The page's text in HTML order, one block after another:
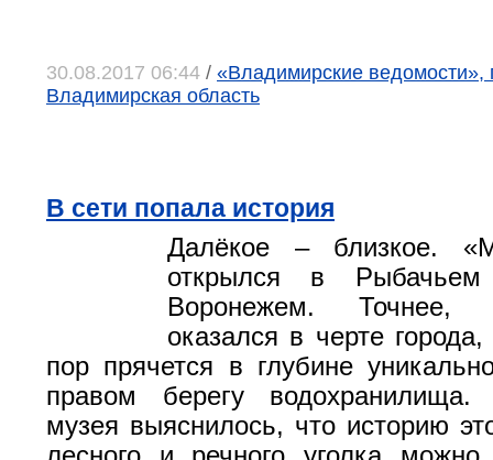
30.08.2017 06:44 / «Владимирские ведомости»,
Владимирская область
В сети попала история
Далёкое – близкое.
открылся в
Воронежем. Точнее,
оказался в черте
пор прячется в глубине
правом берегу
музея выяснилось, что историю